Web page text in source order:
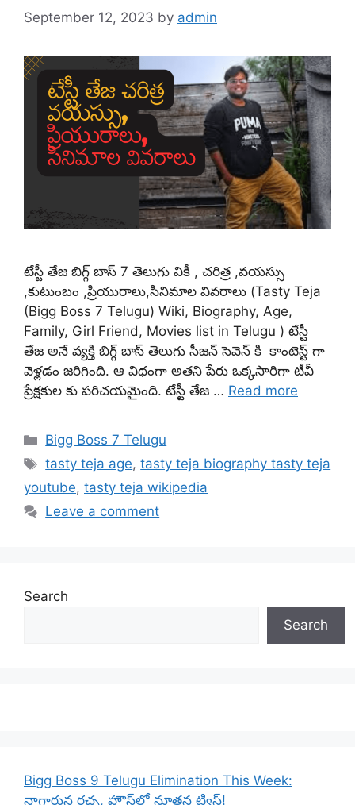
September 12, 2023 by admin
టేస్టీ తేజ బిగ్గ్ బాస్ 7 తెలుగు వికీ , చరిత్ర ,వయస్సు
,కుటుంబం ,ప్రియురాలు,సినిమాల వివరాలు (Tasty Teja
(Bigg Boss 7 Telugu) Wiki, Biography, Age,
Family, Girl Friend, Movies list in Telugu ) టేస్టీ
తేజ అనే వ్యక్తి బిగ్గ్ బాస్ తెలుగు సీజన్ సెవెన్ కి కాంటెస్ట్ గా
వెళ్లడం జరిగింది. ఆ విధంగా అతని పేరు ఒక్కసారిగా టీవీ
ప్రేక్షకుల కు పరిచయమైంది. టేస్టీ తేజ … Read more
Categories
Bigg Boss 7 Telugu
Tags
tasty teja age,tasty teja biography tasty teja
youtube, tasty teja wikipedia
Leave a comment
Search
Search
Bigg Boss 9 Telugu Elimination This Week:
నాగార్జున రచ్చ, హౌస్‌లో నూతన ట్విస్ట్!